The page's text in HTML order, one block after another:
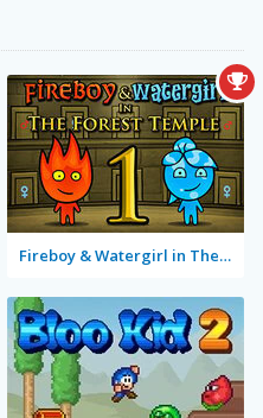
Fireboy & Watergirl in The Forest Temple